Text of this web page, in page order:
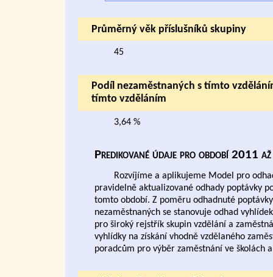
Průměrný věk příslušníků skupiny
45
Podíl nezaměstnaných s tímto
tímto vzděláním
3,64 %
Predikované údaje pro období 2011
Rozvíjíme a aplikujeme Model pro
pravidelně aktualizované odhady poptávky
tomto období. Z poměru odhadnuté
nezaměstnaných se stanovuje odhad
pro široký rejstřík skupin vzdělání a
vyhlídky na získání vhodně vzdělaného
poradcům pro výběr zaměstnání ve školách